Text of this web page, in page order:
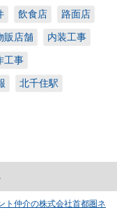
飲食店 路面店
販店舗 内装工事
工事
北千住駅
ト仲介の株式会社首都圏ネ